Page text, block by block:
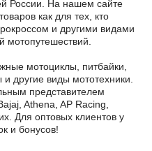
России. На нашем сайте
как для тех, кто
и другими видами
мотопутешествий.
мотоциклы, питбайки,
другие виды мототехники.
представителем
Athena, AP Racing,
Для оптовых клиентов у
и бонусов!